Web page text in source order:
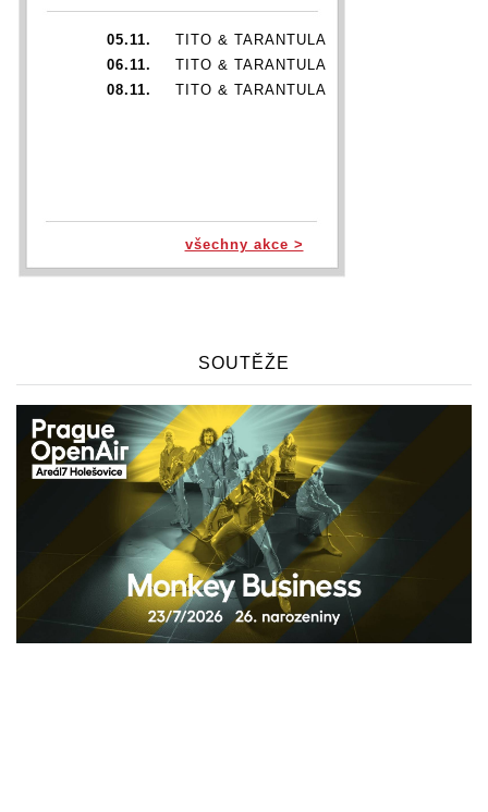
05.11.
TITO & TARANTULA
06.11.
TITO & TARANTULA
08.11.
TITO & TARANTULA
všechny akce >
SOUTĚŽE